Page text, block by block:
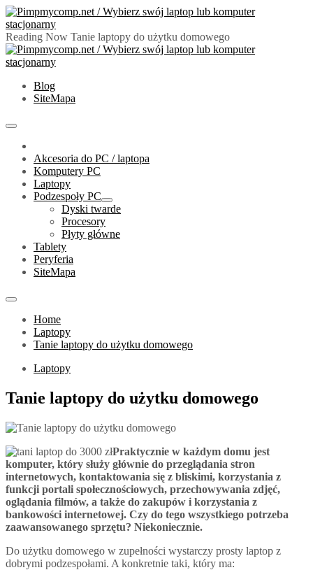
Skip
to
content
Reading Now Tanie laptopy do użytku domowego
Złóż/Wybierz swój laptop lub komputer stacjonarny
Blog
SiteMapa
Primary
Akcesoria do PC / laptopa
Komputery PC
Laptopy
Podzespoły PC
Show
sub
Dyski twarde
Procesory
Płyty główne
Tablety
Peryferia
SiteMapa
Home
Laptopy
Tanie laptopy do użytku domowego
Laptopy
Tanie laptopy do użytku domowego
Praktycznie w każdym domu jest
komputer, który służy głównie do przeglądania stron
internetowych, kontaktowania się z bliskimi, korzystania z
funkcji portali społecznościowych, przechowywania zdjęć,
oglądania filmów, a także do zakupów i korzystania z
bankowości internetowej. Czy do tego wszystkiego potrzeba
zaawansowanego sprzętu? Niekoniecznie.
Do użytku domowego w zupełności wystarczy prosty laptop z
dobrymi podzespołami. A konkretnie taki, który ma: